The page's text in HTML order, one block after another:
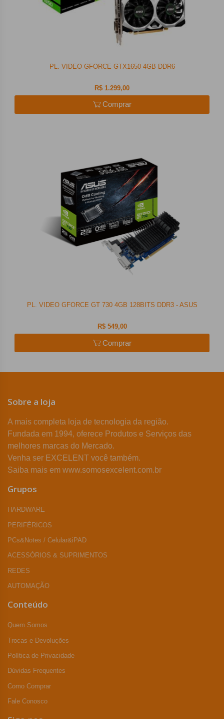
PL. VIDEO GFORCE GTX1650 4GB DDR6
R$ 1.299,00
Comprar
PL. VIDEO GFORCE GT 730 4GB 128BITS DDR3 - ASUS
R$ 549,00
Comprar
Sobre a loja
A mais completa loja de tecnologia da região.
Fundada em 1994, oferece Produtos e Serviços das
melhores marcas do Mercado.
Venha ser EXCELENT você também.
Saiba mais em www.somosexcelent.com.br
Grupos
HARDWARE
PERIFÉRICOS
PCs&Notes / Celular&iPAD
ACESSÓRIOS & SUPRIMENTOS
REDES
AUTOMAÇÃO
Conteúdo
Quem Somos
Trocas e Devoluções
Política de Privacidade
Dúvidas Frequentes
Como Comprar
Fale Conosco